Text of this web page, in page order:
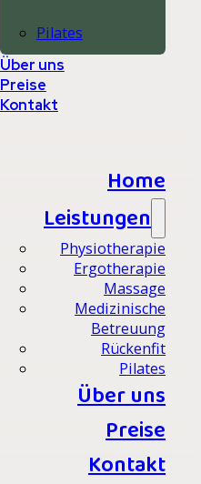
Pilates
Über uns
Preise
Kontakt
Home
Leistungen
Physiotherapie
Ergotherapie
Massage
Medizinische
Betreuung
Rückenfit
Pilates
Über uns
Preise
Kontakt